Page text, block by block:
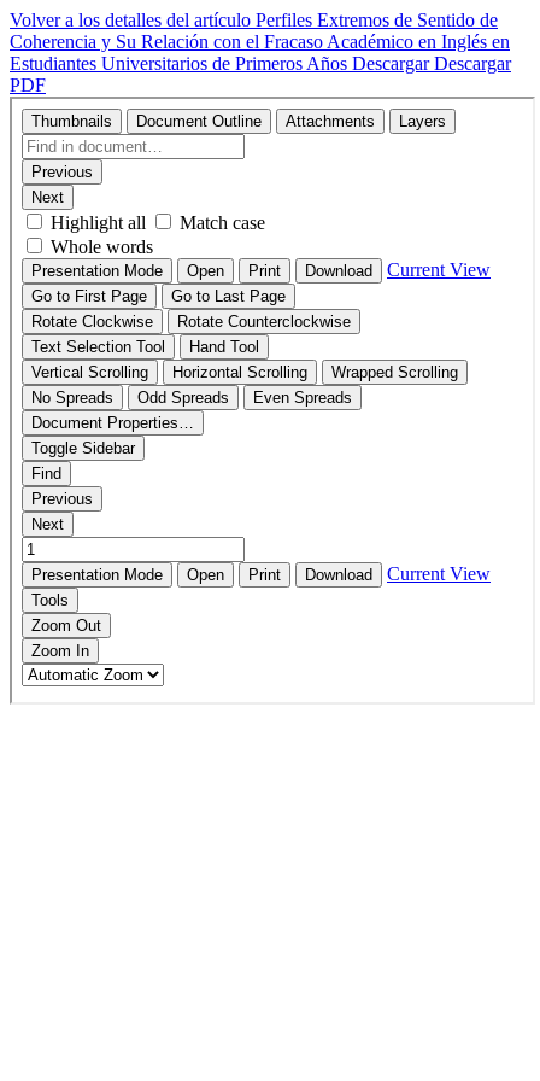
Volver a los detalles del artículo Perfiles Extremos de Sentido de
Coherencia y Su Relación con el Fracaso Académico en Inglés en
Estudiantes Universitarios de Primeros Años DescargarDescargar
PDF